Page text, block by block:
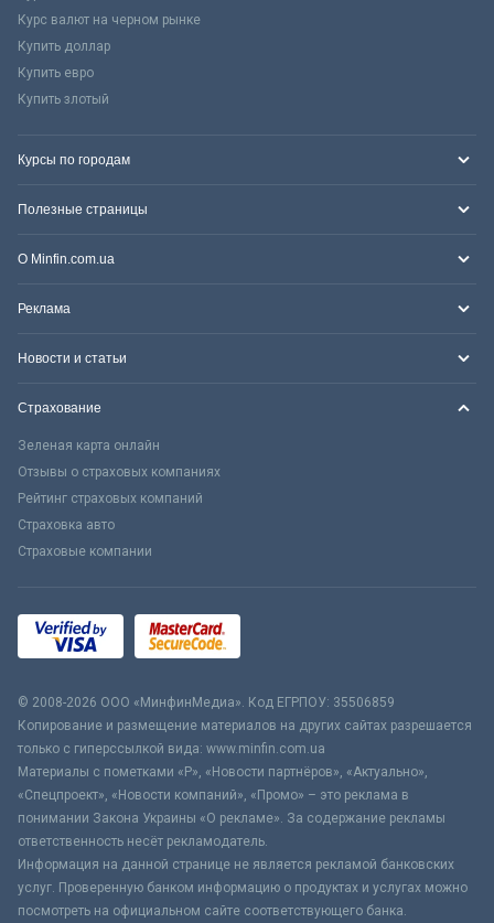
Курс валют на черном рынке
Купить доллар
Купить евро
Купить злотый
Курсы по городам
Полезные страницы
О Minfin.com.ua
Реклама
Новости и статьи
Страхование
Зеленая карта онлайн
Отзывы о страховых компаниях
Рейтинг страховых компаний
Страховка авто
Страховые компании
© 2008-2026 ООО «МинфинМедиа». Код ЕГРПОУ: 35506859
Копирование и размещение материалов на других сайтах разрешается
только с гиперссылкой вида: www.minfin.com.ua
Материалы с пометками «Р», «Новости партнёров», «Актуально»,
«Спецпроект», «Новости компаний», «Промо» – это реклама в
понимании Закона Украины «О рекламе». За содержание рекламы
ответственность несёт рекламодатель.
Информация на данной странице не является рекламой банковских
услуг. Проверенную банком информацию о продуктах и услугах можно
посмотреть на официальном сайте соответствующего банка.